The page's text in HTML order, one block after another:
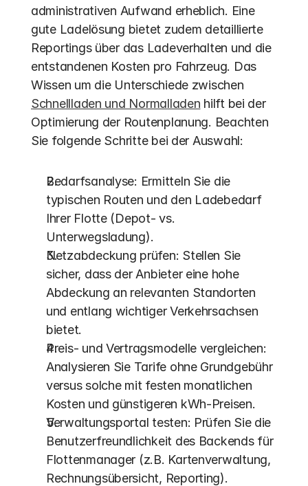
administrativen Aufwand erheblich. Eine
gute Ladelösung bietet zudem detaillierte
Reportings über das Ladeverhalten und die
entstandenen Kosten pro Fahrzeug. Das
Schnellladen und Normalladen hilft bei der
Optimierung der Routenplanung. Beachten
Sie folgende Schritte bei der Auswahl:
Bedarfsanalyse: Ermitteln Sie die
typischen Routen und den Ladebedarf
Ihrer Flotte (Depot- vs.
Unterwegsladung).
Netzabdeckung prüfen: Stellen Sie
sicher, dass der Anbieter eine hohe
Abdeckung an relevanten Standorten
und entlang wichtiger Verkehrsachsen
bietet.
Preis- und Vertragsmodelle vergleichen:
Analysieren Sie Tarife ohne Grundgebühr
versus solche mit festen monatlichen
Kosten und günstigeren kWh-Preisen.
Verwaltungsportal testen: Prüfen Sie die
Benutzerfreundlichkeit des Backends für
Flottenmanager (z.B. Kartenverwaltung,
Rechnungsübersicht, Reporting).